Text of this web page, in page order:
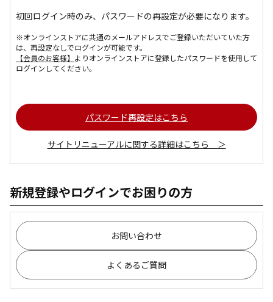
初回ログイン時のみ、パスワードの再設定が必要になります。
※オンラインストアに共通のメールアドレスでご登録いただいていた方
は、再設定なしでログインが可能です。
【会員のお客様】 よりオンラインストアに登録したパスワードを使用して
ログインしてください。
パスワード再設定はこちら
サイトリニューアルに関する詳細はこちら ＞
新規登録やログインでお困りの方
お問い合わせ
よくあるご質問